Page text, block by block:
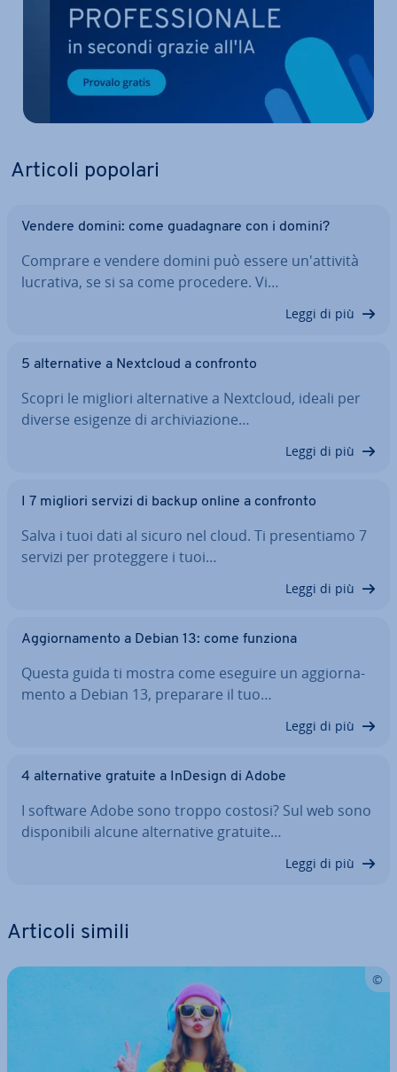
Articoli popolari
Vendere domini: come gua­da­gna­re con i domini?
Comprare e vendere domini può essere un'at­ti­vi­tà
lucrativa, se si sa come procedere. Vi…
Leggi di più
5 al­ter­na­ti­ve a Nextcloud a confronto
Scopri le migliori al­ter­na­ti­ve a Nextcloud, ideali per
diverse esigenze di ar­chi­via­zio­ne…
Leggi di più
I 7 migliori servizi di backup online a confronto
Salva i tuoi dati al sicuro nel cloud. Ti pre­sen­tia­mo 7
servizi per pro­teg­ge­re i tuoi…
Leggi di più
Ag­gior­na­men­to a Debian 13: come funziona
Questa guida ti mostra come eseguire un ag­gior­na­
men­to a Debian 13, preparare il tuo…
Leggi di più
4 al­ter­na­ti­ve gratuite a InDesign di Adobe
I software Adobe sono troppo costosi? Sul web sono
di­spo­ni­bi­li alcune al­ter­na­ti­ve gratuite…
Leggi di più
Articoli simili